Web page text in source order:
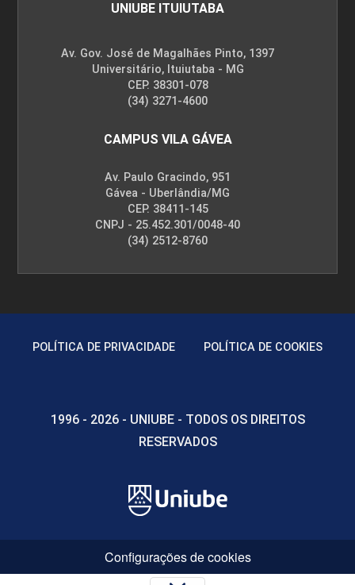
UNIUBE ITUIUTABA
Av. Gov. José de Magalhães Pinto, 1397
Universitário, Ituiutaba - MG
CEP. 38301-078
(34) 3271-4600
CAMPUS VILA GÁVEA
Av. Paulo Gracindo, 951
Gávea - Uberlândia/MG
CEP. 38411-145
CNPJ - 25.452.301/0048-40
(34) 2512-8760
POLÍTICA DE PRIVACIDADE POLÍTICA DE COOKIES
1996 - 2026 - UNIUBE - TODOS OS DIREITOS
RESERVADOS
Configurações de cookies